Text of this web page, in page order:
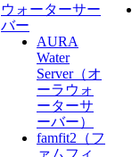
ウォーターサー
バー
AURA
Water
Server​（オ
ーラウォ
ーターサ
ーバー）
famfit2（フ
ァムフィ